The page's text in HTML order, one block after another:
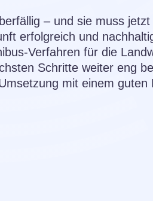
– und sie muss
erfolgreich und
Verfahren für die
Schritte weiter eng
mit einem guten